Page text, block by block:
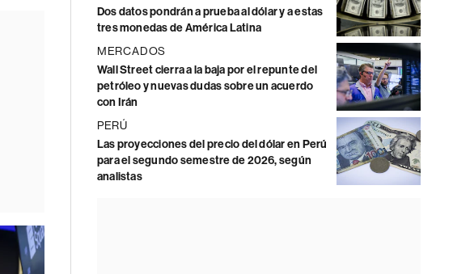
Dos datos pondrán a prueba al dólar y a estas
tres monedas de América Latina
MERCADOS
Wall Street cierra a la baja por el repunte del
petróleo y nuevas dudas sobre un acuerdo
con Irán
PERÚ
Las proyecciones del precio del dólar en Perú
para el segundo semestre de 2026, según
analistas